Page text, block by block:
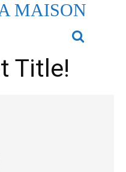
MAISON
Title!